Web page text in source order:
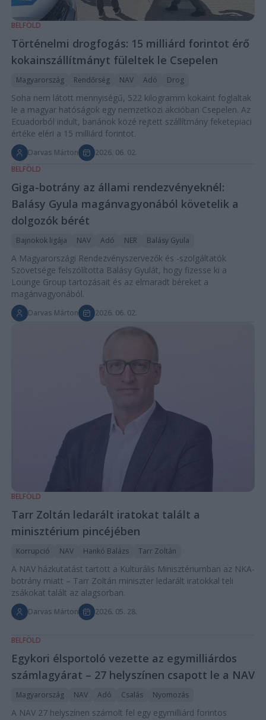
BELFÖLD
Történelmi drogfogás: 15 milliárd forintot érő
kokainszállítmányt füleltek le Csepelen
Magyarország Rendőrség NAV Adó Drog
Soha nem látott mennyiségű, 522 kilogramm kokaint foglaltak
le a magyar hatóságok egy nemzetközi akcióban Csepelen. Az
Ecuadorból indult, banánok közé rejtett szállítmány feketepiaci
értéke eléri a 15 milliárd forintot.
Darvas Márton
2026. 06. 02.
BELFÖLD
Giga-botrány az állami rendezvényeknél:
Balásy Gyula magánvagyonából követelik a
dolgozók bérét
Bajnokok ligája NAV Adó NER Balásy Gyula
A Magyarországi Rendezvényszervezők és -szolgáltatók
Szövetsége felszólította Balásy Gyulát, hogy fizesse ki a
Lounge Group tartozásait és az elmaradt béreket a
magánvagyonából.
Darvas Márton 2026. 06. 02.
BELFÖLD
Tarr Zoltán ledarált iratokat talált a
minisztérium pincéjében
Korrupció NAV Hankó Balázs Tarr Zoltán
A NAV házkutatást tartott a Kulturális Minisztériumban az NKA-
botrány miatt – Tarr Zoltán miniszter ledarált iratokkal teli
zsákokat talált az alagsorban.
Darvas Márton 2026. 05. 28.
BELFÖLD
Egykori élsportoló vezette az egymilliárdos
számlagyárat – 27 helyszínen csapott le a NAV
Magyarország NAV Adó Csalás Nyomozás
A NAV 27 helyszínen számolt fel egy egymilliárd forintos